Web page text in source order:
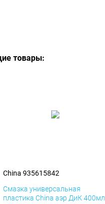
товары:
China 935615842
Смазка универсальная
пластика China аэр ДиК 400мл